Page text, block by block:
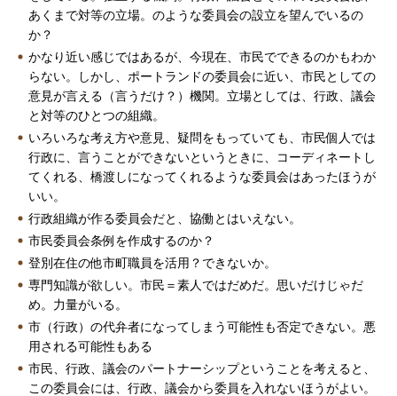
あくまで対等の立場。のような委員会の設立を望んでいるの
か？
かなり近い感じではあるが、今現在、市民でできるのかもわか
らない。しかし、ポートランドの委員会に近い、市民としての
意見が言える（言うだけ？）機関。立場としては、行政、議会
と対等のひとつの組織。
いろいろな考え方や意見、疑問をもっていても、市民個人では
行政に、言うことができないというときに、コーディネートし
てくれる、橋渡しになってくれるような委員会はあったほうが
いい。
行政組織が作る委員会だと、協働とはいえない。
市民委員会条例を作成するのか？
登別在住の他市町職員を活用？できないか。
専門知識が欲しい。市民＝素人ではだめだ。思いだけじゃだ
め。力量がいる。
市（行政）の代弁者になってしまう可能性も否定できない。悪
用される可能性もある
市民、行政、議会のパートナーシップということを考えると、
この委員会には、行政、議会から委員を入れないほうがよい。